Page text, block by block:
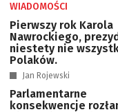
WIADOMOŚCI
Pierwszy rok Karola
Nawrockiego,
niestety nie
Polaków.
Jan Rojewski
Parlamentarne
konsekwencje